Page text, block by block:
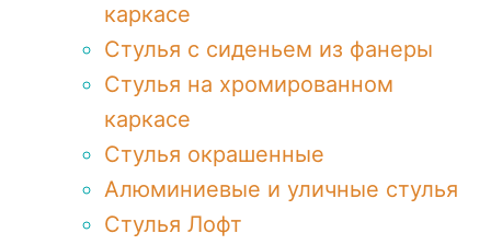
каркасе
Стулья с сиденьем из фанеры
Стулья на хромированном
каркасе
Стулья окрашенные
Алюминиевые и уличные стулья
Стулья Лофт